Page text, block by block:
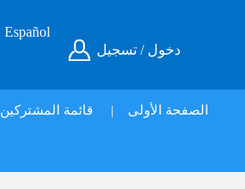
دخول / تسجيل
Español
الصفحة الأولى | قائمة المشتركين